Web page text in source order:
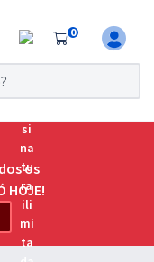
0
os
HOJE!